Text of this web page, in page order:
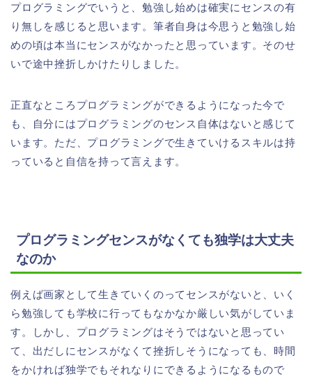
プログラミングでいうと、勉強し始めは確実にセンスの有
り無しを感じると思います。筆者自身は今思うと勉強し始
めの頃は本当にセンスがなかったと思っています。そのせ
いで途中挫折しかけたりしました。
正直なところプログラミングができるようになった今で
も、自分にはプログラミングのセンス自体はないと感じて
います。ただ、プログラミングで生きていけるスキルは持
っていると自信を持って言えます。
プログラミングセンスがなくても独学は大丈夫
なのか
例えば画家として生きていくのってセンスがないと、いく
ら勉強しても学校に行ってもなかなか厳しい気がしていま
す。しかし、プログラミングはそうではないと思ってい
て、出だしにセンスがなくて挫折しそうになっても、時間
をかければ独学でもそれなりにできるようになるもので